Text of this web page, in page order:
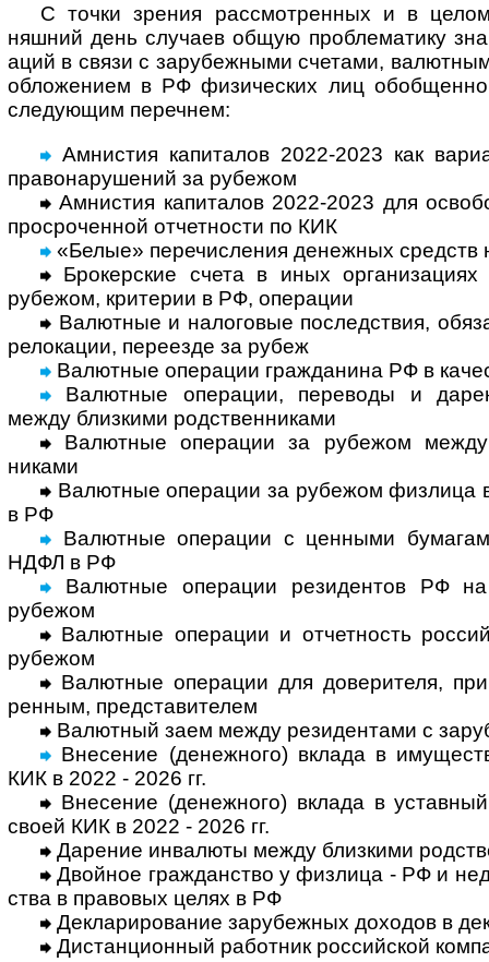
С точки зрения рассмотренных и в
няшний день слу­чаев общую пробле­матику
аций в связи с зару­беж­ными сче­тами,
обло­жением в РФ физи­чес­ких лиц
следу­ющим переч­нем:
Амнистия капиталов 2022-2023 как
право­нару­шений за рубежом
Амнистия капиталов 2022-2023 для
просро­чен­ной отчет­ности по КИК
«Белые» перечисления денежных средств
Брокерские счета в иных
рубе­жом, крите­рии в РФ, опе­рации
Валютные и налоговые последствия,
рело­кации, пере­езде за рубеж
Валютные операции гражданина РФ в
Валютные операции, переводы и
между близ­кими род­ствен­ни­ками
Валютные операции за рубежом
никами
Валютные операции за рубежом физлица
в РФ
Валютные операции с ценными
НДФЛ в РФ
Валютные операции резидентов РФ на
рубежом
Валютные операции и отчетность
рубежом
Валютные операции для доверителя,
рен­ным, пред­ста­ви­телем
Валютный заем между резидентами с
Внесение (денежного) вклада в
КИК в 2022 - 2026 гг.
Внесение (денежного) вклада в
своей КИК в 2022 - 2026 гг.
Дарение инвалюты между близкими
Двойное гражданство у физлица - РФ и
ства в право­вых целях в РФ
Декларирование зарубежных доходов в
Дистанционный работник российской